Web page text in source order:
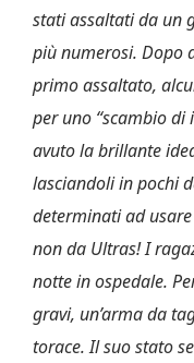
stati assaltati da un
più numerosi. Dopo
primo assaltato,
per uno “scambio di
avuto la brillante
lasciandoli in pochi
determinati ad
non da Ultras!I
notte in ospedale.
gravi, un’arma da
torace. Il suo stato